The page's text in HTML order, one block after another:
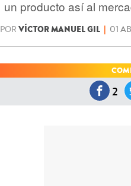
un producto así al
POR VÍCTOR MANUEL GIL | 01
2